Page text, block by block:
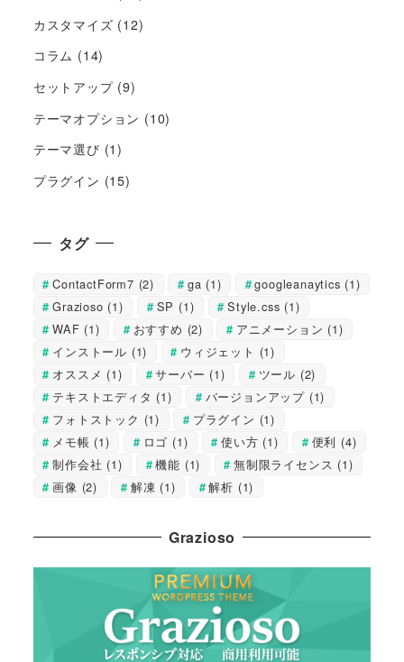
カスタマイズ (12)
コラム (14)
セットアップ(9)
テーマオプション (10)
テーマ選び (1)
プラグイン (15)
タグ
ContactForm7 (2) ga (1) googleanaytics (1)
Grazioso (1) SP (1) Style.css (1)
WAF (1) おすすめ (2) アニメーション (1)
インストール (1) ウィジェット (1)
オススメ (1) サーバー (1) ツール (2)
テキストエディタ (1) バージョンアップ (1)
フォトストック (1) プラグイン (1)
メモ帳 (1) ロゴ (1) 使い方 (1) 便利 (4)
制作会社 (1) 機能 (1) 無制限ライセンス (1)
画像 (2) 解凍 (1) 解析 (1)
Grazioso